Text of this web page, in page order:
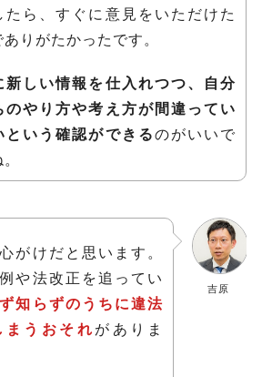
たら、すぐに意見をいただけた
りがたかったです。
新しい情報を仕入れつつ、自分
のやり方や考え方が間違ってい
という確認ができるのがいいで
吉原
がけだと思います。
や法改正を追ってい
知らずのうちに違法
まうおそれ がありま